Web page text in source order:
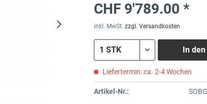
CHF 9'789.00 *
inkl. MwSt. zzgl. Versandkosten
In den
Liefertermin: ca. 2-4 Wochen
Artikel-Nr.: